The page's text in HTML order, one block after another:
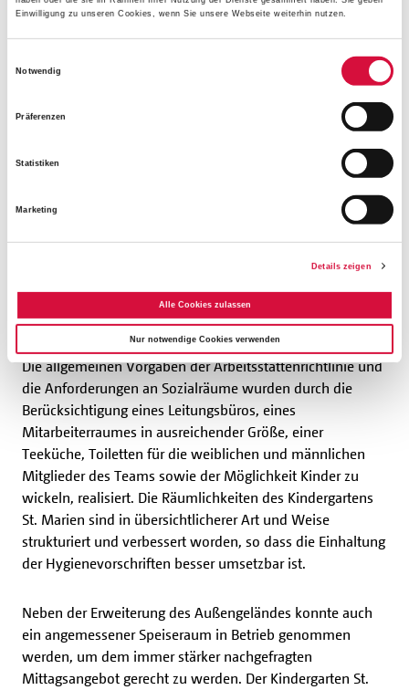
Einwilligung zu unseren Cookies, wenn Sie unsere Webseite weiterhin nutzen.
Notwendig
Präferenzen
Statistiken
Marketing
Details zeigen
Alle Cookies zulassen
Nur notwendige Cookies verwenden
Ein WC für Menschen mit Einschränkungen. (Foto: Michael
Fischer)
Adäquate Räumlichkeiten für
Mitarbeitende
Die allgemeinen Vorgaben der Arbeitsstättenrichtlinie und
die Anforderungen an Sozialräume wurden durch die
Berücksichtigung eines Leitungsbüros, eines
Mitarbeiterraumes in ausreichender Größe, einer
Teeküche, Toiletten für die weiblichen und männlichen
Mitglieder des Teams sowie der Möglichkeit Kinder zu
wickeln, realisiert. Die Räumlichkeiten des Kindergartens
St. Marien sind in übersichtlicherer Art und Weise
strukturiert und verbessert worden, so dass die Einhaltung
der Hygienevorschriften besser umsetzbar ist.
Neben der Erweiterung des Außengeländes konnte auch
ein angemessener Speiseraum in Betrieb genommen
werden, um dem immer stärker nachgefragten
Mittagsangebot gerecht zu werden. Der Kindergarten St.